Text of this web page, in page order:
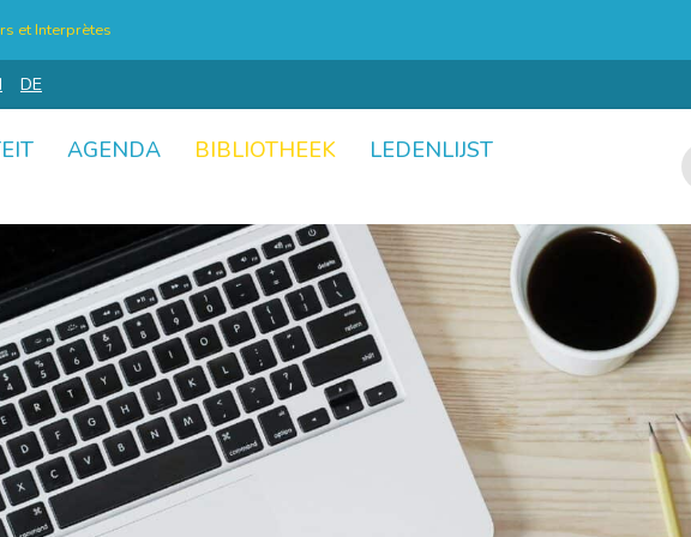
et Interprètes
DE
AGENDA BIBLIOTHEEK
LEDENLIJST